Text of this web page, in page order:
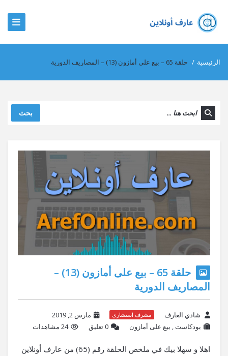
الرئيسية / حلقة 65 – بيع على أمازون (13) – المصاريف الدورية
بحث
حلقة 65 – بيع على أمازون (13) –
المصاريف الدورية
شادي العارف مشرف استشاري
مارس 2, 2019
بودكاست, بيع على أمازون ‫0 تعليق 24 مشاهدات
اهلا و سهلا بيك في ملخص الحلقة رقم (65) من عارف أونلاين